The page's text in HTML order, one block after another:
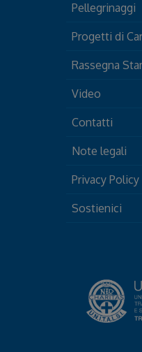
Pellegrinaggi
Progetti di
Rassegna
Video
Contatti
Note legali
Privacy Policy
Sostienici